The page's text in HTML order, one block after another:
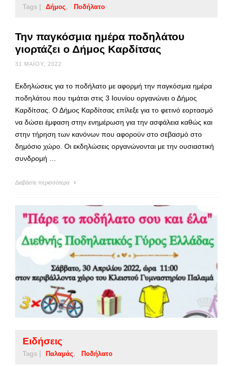
Tags | Δήμος Ποδήλατο
Την παγκόσμια ημέρα ποδηλάτου
γιορτάζει ο Δήμος Καρδίτσας
31 ΜΑΪ́ΟΥ, 2022
Εκδηλώσεις για το ποδήλατο με αφορμή την παγκόσμια ημέρα
ποδηλάτου που τιμάται στις 3 Ιουνίου οργανώνει ο Δήμος
Καρδίτσας. Ο Δήμος Καρδίτσας επίλεξε για το φετινό εορτασμό
να δώσει έμφαση στην ενημέρωση για την ασφάλεια καθώς και
στην τήρηση των κανόνων που αφορούν στο σεβασμό στο
δημόσιο χώρο. Οι εκδηλώσεις οργανώνονται με την ουσιαστική
συνδρομή …
Διαβάστε περισσότερα
Ειδήσεις
Tags | Παλαμάς Ποδήλατο